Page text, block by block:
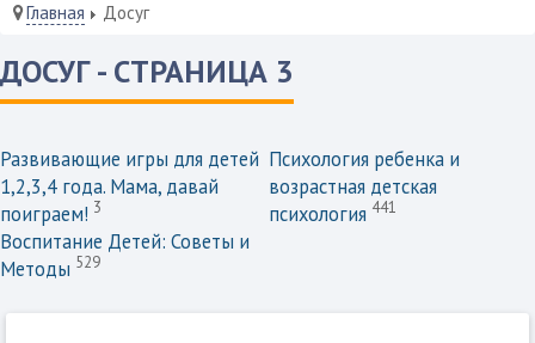
Главная Досуг
ДОСУГ - СТРАНИЦА 3
Развивающие игры для детей
1,2,3,4 года. Мама, давай
поиграем! 3
Психология ребенка и
возрастная детская
психология 441
Воспитание Детей: Советы и
Методы 529